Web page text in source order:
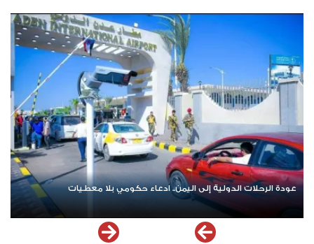
الرحلات الدولية إلى اليمن.. ادعاء حكومي بلا معطيات اشترك